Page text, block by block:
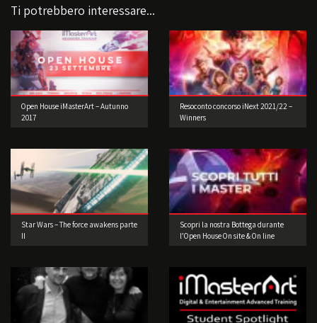
Ti potrebbero interessare...
Open House iMasterArt – Autunno
2017
Resoconto concorso iNext 2021/22 –
Winners
Star Wars – The force awakens parte
II
Scopri la nostra Bottega durante
l’Open House On site & On line